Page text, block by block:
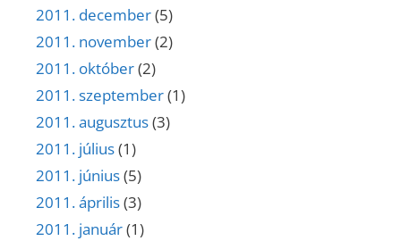
2011. december(5)
2011. november(2)
2011. október(2)
2011. szeptember(1)
2011. augusztus(3)
2011. július(1)
2011. június(5)
2011. április(3)
2011. január(1)